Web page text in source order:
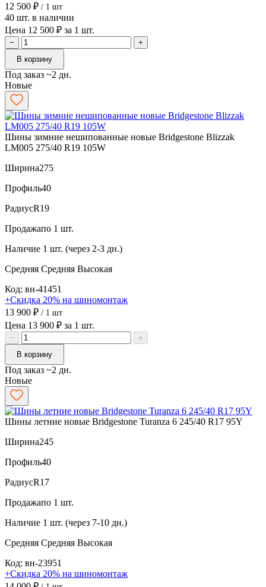
12 500 ₽ / 1 шт
40 шт. в наличии
Цена 12 500 ₽ за 1 шт.
−
+
В корзину
Под заказ ~2 дн.
Новые
Шины зимние нешипованные новые Bridgestone Blizzak
LM005 275/40 R19 105W
Ширина275
Профиль40
РадиусR19
Продажапо 1 шт.
Наличие 1 шт. (через 2-3 дн.)
Средняя Средняя Высокая
Код: вн-41451
+Скидка 20% на шиномонтаж
13 900 ₽ / 1 шт
Цена 13 900 ₽ за 1 шт.
−
+
В корзину
Под заказ ~2 дн.
Новые
Шины летние новые Bridgestone Turanza 6 245/40 R17 95Y
Ширина245
Профиль40
РадиусR17
Продажапо 1 шт.
Наличие 1 шт. (через 7-10 дн.)
Средняя Средняя Высокая
Код: вн-23951
+Скидка 20% на шиномонтаж